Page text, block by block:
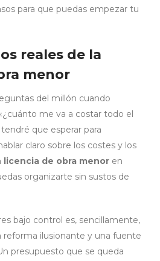
para que puedas empezar tu
reales de la
menor
del millón cuando
me va a costar todo el
que esperar para
claro sobre los costes y los
licencia de obra menor en
organizarte sin sustos de
bajo control es, sencillamente,
reforma ilusionante y una fuente
presupuesto que se queda